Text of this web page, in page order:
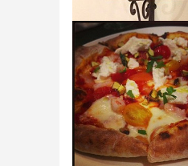
法人名・事業者名
イタリアンバル　リ
最終更新日2026/01/09